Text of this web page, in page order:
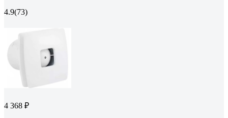
4.9(73)
4 368 ₽